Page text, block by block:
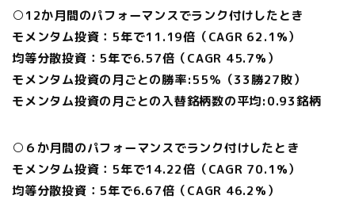
○12か月間のパフォーマンスでランク付けしたとき
モメンタム投資：5年で11.19倍（CAGR 62.1%）
均等分散投資：5年で6.57倍（CAGR 45.7%）
モメンタム投資の月ごとの勝率:55％（33勝27敗）
モメンタム投資の月ごとの入替銘柄数の平均:0.93銘柄
○６か月間のパフォーマンスでランク付けしたとき
モメンタム投資：5年で14.22倍（CAGR 70.1%）
均等分散投資：5年で6.67倍（CAGR 46.2%）